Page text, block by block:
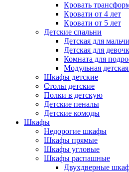
Кровать
Кровати от 4 лет
Кровати от 5 лет
Детские спальни
Детская для
Детская для
Комната для
Модульная
Шкафы детские
Столы детские
Полки в детскую
Детские пеналы
Детские комоды
Шкафы
Недорогие шкафы
Шкафы прямые
Шкафы угловые
Шкафы распашные
Двухдверные